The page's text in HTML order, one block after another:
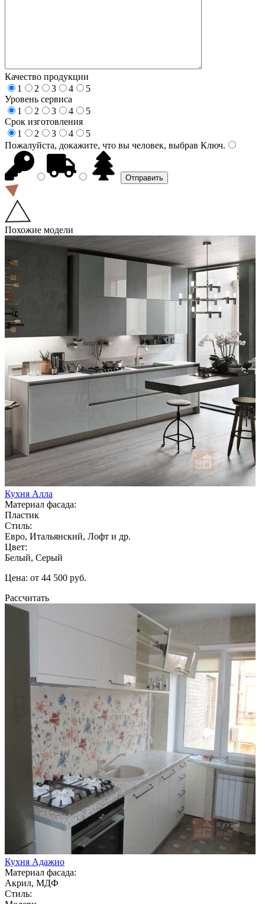
Качество продукции
1
2 3 4
5
Уровень сервиса
1
2 3 4
5
Срок изготовления
1
2 3 4
5
Пожалуйста, докажите, что вы человек, выбрав Ключ.
Похожие модели
Кухня Алла
Материал фасада:
Пластик
Стиль:
Евро, Итальянский, Лофт и др.
Цвет:
Белый, Серый
Цена: от 44 500 руб.
Рассчитать
Кухня Адажио
Материал фасада:
Акрил, МДФ
Стиль: